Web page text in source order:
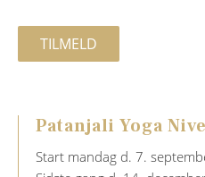
TILMELD
Patanjali Yoga
Start mandag d. 7.